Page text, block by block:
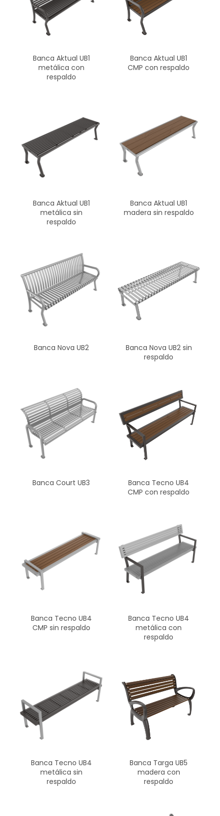
Banca Aktual UB1
metálica con
respaldo
Banca Aktual UB1
CMP con respaldo
Banca Aktual UB1
metálica sin
respaldo
Banca Aktual UB1
madera sin respaldo
Banca Nova UB2
Banca Nova UB2 sin
respaldo
Banca Court UB3
Banca Tecno UB4
CMP con respaldo
Banca Tecno UB4
CMP sin respaldo
Banca Tecno UB4
metálica con
respaldo
Banca Tecno UB4
metálica sin
respaldo
Banca Targa UB5
madera con
respaldo